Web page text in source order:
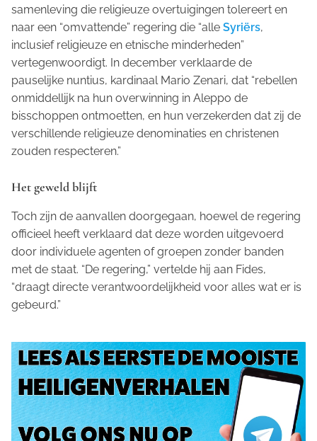
samenleving die religieuze overtuigingen tolereert en
naar een “omvattende” regering die “alle Syriërs,
inclusief religieuze en etnische minderheden”
vertegenwoordigt. In december verklaarde de
pauselijke nuntius, kardinaal Mario Zenari, dat “rebellen
onmiddellijk na hun overwinning in Aleppo de
bisschoppen ontmoetten, en hun verzekerden dat zij de
verschillende religieuze denominaties en christenen
zouden respecteren.”
Het geweld blijft
Toch zijn de aanvallen doorgegaan, hoewel de regering
officieel heeft verklaard dat deze worden uitgevoerd
door individuele agenten of groepen zonder banden
met de staat. “De regering,” vertelde hij aan Fides,
“draagt directe verantwoordelijkheid voor alles wat er is
gebeurd.”